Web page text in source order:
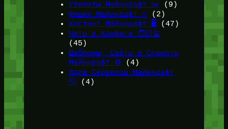
Утилиты Майнкрафт ✂️ (9)
Фишки Майнкрафт ⭐(2)
Хостинг Майнкрафт 🖥️ (47)
Читы и Конфиги 🧑🏻‍💻
(45)
Шаблоны, Сайты и Скрипты
Майнкрафт ⚙️ (4)
Ядра Серверов Майнкрафт
🚰(4)